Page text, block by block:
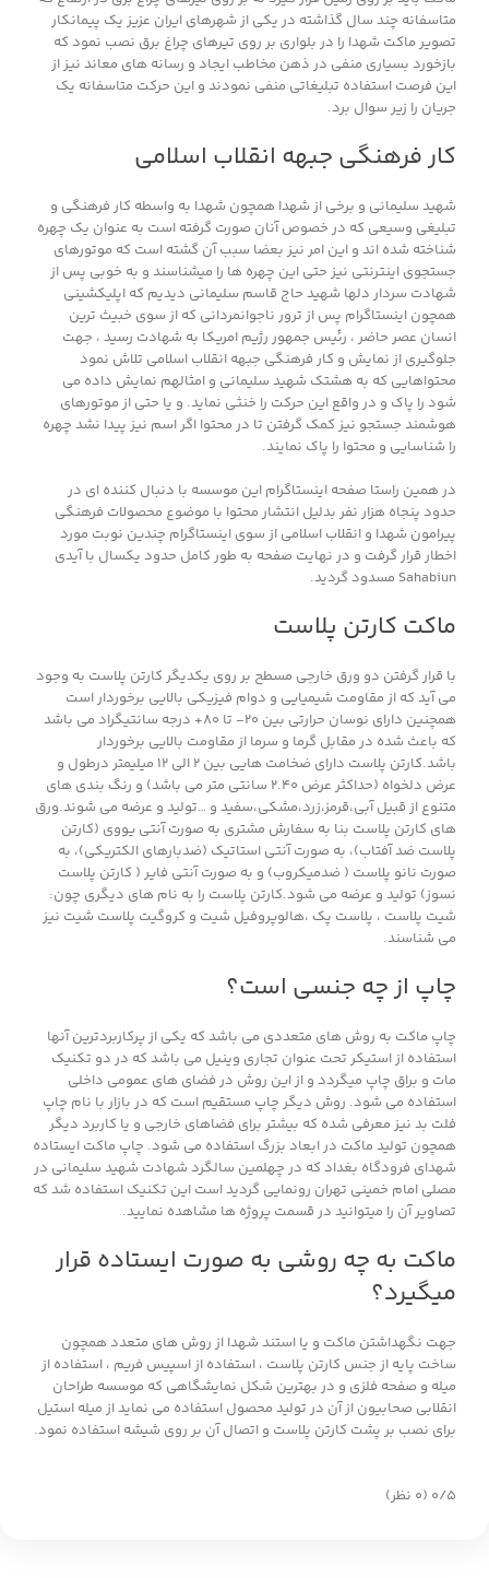
متاسفانه چند سال گذاشته در یکی از شهرهای ایران عزیز یک پیمانکار
تصویر ماکت شهدا را در بلواری بر روی تیرهای چراغ برق نصب نمود که
بازخورد بسیاری منفی در ذهن مخاطب ایجاد و رسانه های معاند نیز از
این فرصت استفاده تبلیغاتی منفی نمودند و این حرکت متاسفانه یک
جریان را زیر سوال برد.
کار فرهنگی جبهه انقلاب اسلامی
شهید سلیمانی و برخی از شهدا همچون شهدا به واسطه کار فرهنگی و
تبلیغی وسیعی که در خصوص آنان صورت گرفته است به عنوان یک چهره
شناخته شده اند و این امر نیز بعضا سبب آن گشته است که موتورهای
جستجوی اینترنتی نیز حتی این چهره ها را میشناسند و به خوبی پس از
شهادت سردار دلها شهید حاج قاسم سلیمانی دیدیم که اپلیکشینی
همچون اینستاگرام پس از ترور ناجوانمردانی که از سوی خبیث ترین
انسان عصر حاضر ، رئیس جمهور رژیم امریکا به شهادت رسید ، جهت
جلوگیری از نمایش و کار فرهنگی جبهه انقلاب اسلامی تلاش نمود
محتواهایی که به هشتک شهید سلیمانی و امثالهم نمایش داده می
شود را پاک و در واقع این حرکت را خنثی نماید. و یا حتی از موتورهای
هوشمند جستجو نیز کمک گرفتن تا در محتوا اگر اسم نیز پیدا نشد چهره
را شناسایی و محتوا را پاک نمایند.
در همین راستا صفحه اینستاگرام این موسسه با دنبال کننده ای در
حدود پنجاه هزار نفر بدلیل انتشار محتوا با موضوع محصولات فرهنگی
پیرامون شهدا و انقلاب اسلامی از سوی اینستاگرام چندین نوبت مورد
اخطار قرار گرفت و در نهایت صفحه به طور کامل حدود یکسال با آیدی
Sahabiun مسدود گردید.
ماکت کارتن پلاست
با قرار گرفتن دو ورق خارجی مسطح بر روی یکدیگر کارتن پلاست به وجود
می آید که از مقاومت شیمیایی و دوام فیزیکی بالایی برخوردار است
همچنین دارای نوسان حرارتی بین ۲۰- تا ۸۰+ درجه سانتیگراد می باشد
که باعث شده در مقابل گرما و سرما از مقاومت بالایی برخوردار
باشد.کارتن پلاست دارای ضخامت هایی بین ۲ الی ۱۲ میلیمتر درطول و
عرض دلخواه (حداکثر عرض ۲.۴۰ سانتی متر می باشد) و رنگ بندی های
متنوع از قبیل آبی،قرمز،زرد،مشکی،سفید و …تولید و عرضه می شوند.ورق
های کارتن پلاست بنا به سفارش مشتری به صورت آنتی یووی (کارتن
پلاست ضد آفتاب)، به صورت آنتی استاتیک (ضدبارهای الکتریکی)، به
صورت نانو پلاست ( ضدمیکروب) و به صورت آنتی فایر ( کارتن پلاست
نسوز) تولید و عرضه می شود.کارتن پلاست را به نام های دیگری چون:
شیت پلاست ، پلاست پک ،هالوپروفیل شیت و کروگیت پلاست شیت نیز
می شناسند.
چاپ از چه جنسی است؟
چاپ ماکت به روش های متعددی می باشد که یکی از پرکاربردترین آنها
استفاده از استیکر تحت عنوان تجاری وینیل می باشد که در دو تکنیک
مات و براق چاپ میگردد و از این روش در فضای های عمومی داخلی
استفاده می شود. روش دیگر چاپ مستقیم است که در بازار با نام چاپ
فلت بد نیز معرفی شده که بیشتر برای فضاهای خارجی و یا کاربرد دیگر
همچون تولید ماکت در ابعاد بزرگ استفاده می شود. چاپ ماکت ایستاده
شهدای فرودگاه بغداد که در چهلمین سالگرد شهادت شهید سلیمانی در
مصلی امام خمینی تهران رونمایی گردید است این تکنیک استفاده شد که
تصاویر آن را میتوانید در قسمت پروژه ها مشاهده نمایید.
ماکت به چه روشی به صورت ایستاده قرار
میگیرد؟
جهت نگهداشتن ماکت و یا استند شهدا از روش های متعدد همچون
ساخت پایه از جنس کارتن پلاست ، استفاده از اسپیس فریم ، استفاده از
میله و صفحه فلزی و در بهترین شکل نمایشگاهی که موسسه طراحان
انقلابی صحابیون از آن در تولید محصول استفاده می نماید از میله استیل
برای نصب بر پشت کارتن پلاست و اتصال آن بر روی شیشه استفاده نمود.
‫۰/۵ ‫(۰ نظر)